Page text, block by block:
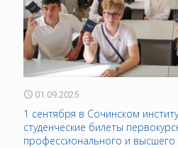
01.09.2025
1 сентября в Сочинском
студенческие билеты
профессионального и